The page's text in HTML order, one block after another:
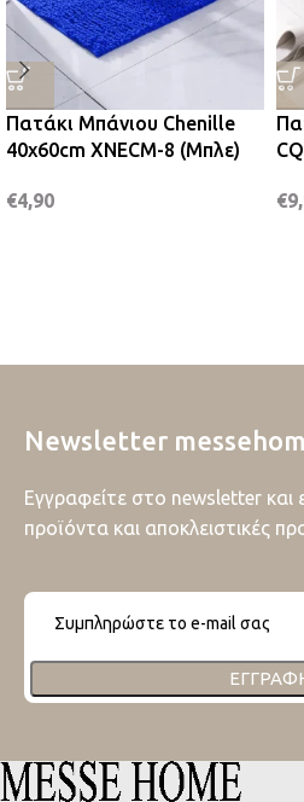
Πατάκι Μπάνιου Chenille
40x60cm XNECM-8 (Μπλε)
€4,90 €
Newsletter
Εγγραφείτε στο newsletter και
προϊόντα και αποκλειστικές